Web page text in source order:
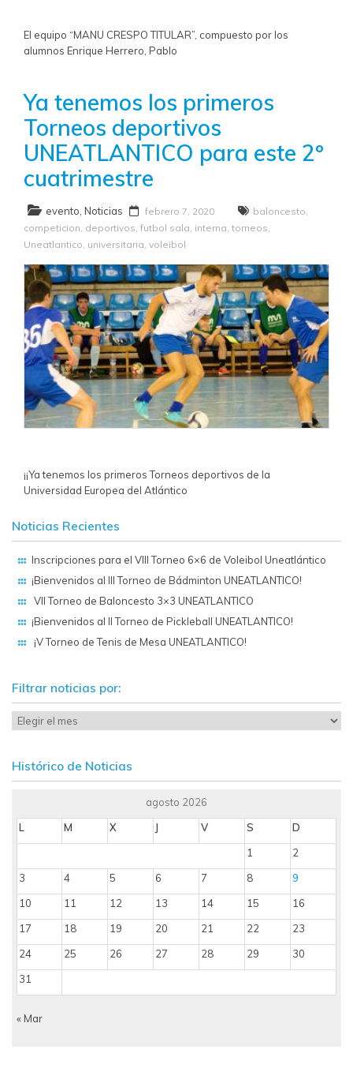
El equipo “MANU CRESPO TITULAR”, compuesto por los
alumnos Enrique Herrero, Pablo
Ya tenemos los primeros
Torneos deportivos
UNEATLANTICO para este 2º
cuatrimestre
evento Noticias febrero 7, 2020 baloncesto,
competicion, deportivos, futbol sala, interna, torneos,
Uneatlantico, universitaria, voleibol
¡¡Ya tenemos los primeros Torneos deportivos de la
Universidad Europea del Atlántico
Noticias Recientes
Inscripciones para el VIII Torneo 6×6 de Voleibol Uneatlántico
¡Bienvenidos al III Torneo de Bádminton UNEATLANTICO!
VII Torneo de Baloncesto 3×3 UNEATLANTICO
¡Bienvenidos al II Torneo de Pickleball UNEATLANTICO!
¡V Torneo de Tenis de Mesa UNEATLANTICO!
Filtrar noticias por:
Histórico de Noticias
agosto 2026
L
M X J V S
D
1
2
3
4 5 6 7 8
9
10
11 12 13 14 15
16
17
18 19 20 21 22
23
24
25 26 27 28 29
30
31
« Mar